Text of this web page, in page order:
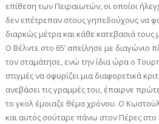
επίθεση των Πειραιωτών, οι οποίοι
δεν επέτρεπαν στους γηπεδούχους να
διαρκώς μέτρα και κάθε κατεβασιά τους
Ο Βέλντε στο 65’ απείλησε με διαγώνιο
τον σταμάτησε, ενώ την ίδια ώρα ο
στιγμές να σφυρίζει μια διαφορετικά
ανεβάσει τις γραμμές του, έπαιρνε
το γκολ έμοιαζε θέμα χρόνου. Ο
και αυτός σούταρε πάνω στον Πέρες στο